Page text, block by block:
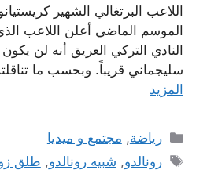
اللاعب البرتغالي الشهير
الموسم الماضي أعلن اللاعب
النادي التركي العريق أنه لن
سليجماني قريباً. وبحسب ما
المزيد
التصنيفات
رياضة, مجتمع و ميديا
الوسوم
رونالدو, شبيه رونالدو, طلق